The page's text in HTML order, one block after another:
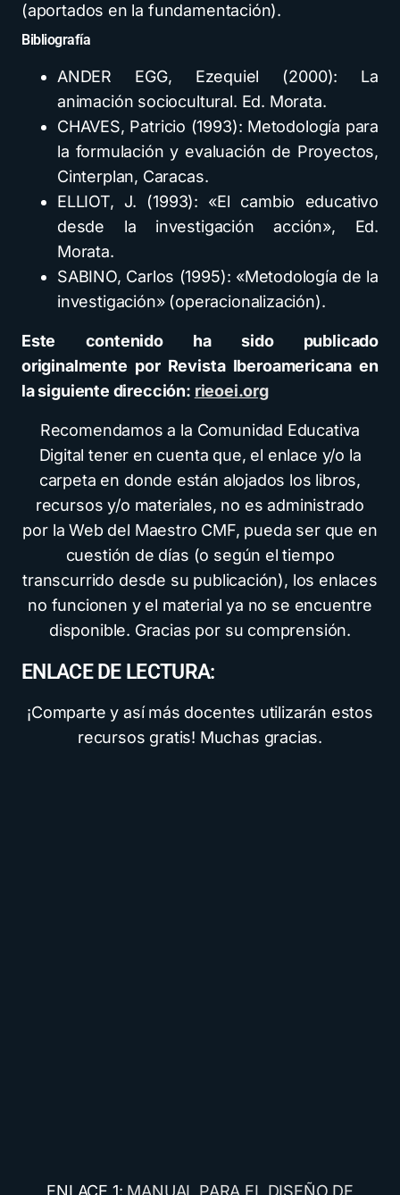
(aportados en la fundamentación).
Bibliografía
ANDER EGG, Ezequiel (2000): La
animación sociocultural. Ed. Morata.
CHAVES, Patricio (1993): Metodología para
la formulación y evaluación de Proyectos,
Cinterplan, Caracas.
ELLIOT, J. (1993): «El cambio educativo
desde la investigación acción», Ed.
Morata.
SABINO, Carlos (1995): «Metodología de la
investigación» (operacionalización).
Este contenido ha sido publicado
originalmente por Revista Iberoamericana en
la siguiente dirección: rieoei.org
Recomendamos a la Comunidad Educativa
Digital tener en cuenta que, el enlace y/o la
carpeta en donde están alojados los libros,
recursos y/o materiales, no es administrado
por la Web del Maestro CMF, pueda ser que en
cuestión de días (o según el tiempo
transcurrido desde su publicación), los enlaces
no funcionen y el material ya no se encuentre
disponible. Gracias por su comprensión.
ENLACE DE LECTURA:
¡Comparte y así más docentes utilizarán estos
recursos gratis! Muchas gracias.
ENLACE 1: MANUAL PARA EL DISEÑO DE